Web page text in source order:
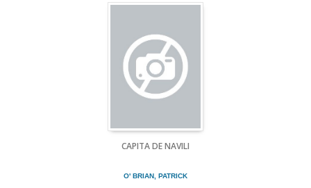
CAPITA DE NAVILI
O' BRIAN, PATRICK